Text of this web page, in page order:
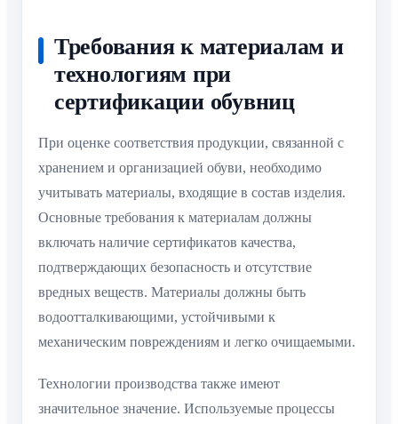
Требования к материалам и
технологиям при
сертификации обувниц
При оценке соответствия продукции, связанной с
хранением и организацией обуви, необходимо
учитывать материалы, входящие в состав изделия.
Основные требования к материалам должны
включать наличие сертификатов качества,
подтверждающих безопасность и отсутствие
вредных веществ. Материалы должны быть
водоотталкивающими, устойчивыми к
механическим повреждениям и легко очищаемыми.
Технологии производства также имеют
значительное значение. Используемые процессы